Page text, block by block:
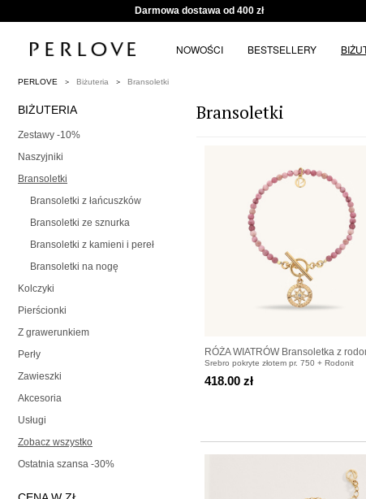
Darmowa dostawa od 400 zł
NOWOŚCI BESTSELLERY
PERLOVE Biżuteria Bransoletki
BIŻUTERIA
Zestawy -10%
Naszyjniki
Bransoletki
Bransoletki z łańcuszków
Bransoletki ze sznurka
Bransoletki z kamieni i pereł
Bransoletki na nogę
Kolczyki
Pierścionki
Z grawerunkiem
Perły
Zawieszki
Akcesoria
Usługi
Zobacz wszystko
Ostatnia szansa -30%
Bransoletki
RÓŻA WIATRÓW Bransoletka z
srebra pozłacanego
Srebro pokryte złotem pr. 750 + Rodonit
418.00 zł